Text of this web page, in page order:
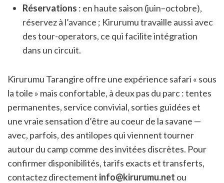
Réservations : en haute saison (juin–octobre),
réservez à l’avance ; Kirurumu travaille aussi avec
des tour-operators, ce qui facilite intégration
dans un circuit.
Kirurumu Tarangire offre une expérience safari « sous
la toile » mais confortable, à deux pas du parc : tentes
permanentes, service convivial, sorties guidées et
une vraie sensation d’être au coeur de la savane —
avec, parfois, des antilopes qui viennent tourner
autour du camp comme des invitées discrètes. Pour
confirmer disponibilités, tarifs exacts et transferts,
contactez directement info@kirurumu.net ou